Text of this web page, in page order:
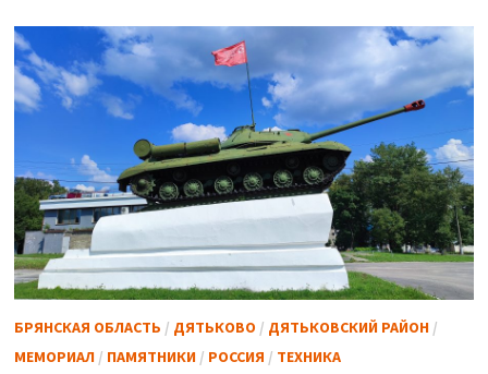
БРЯНСКАЯ ОБЛАСТЬ / ДЯТЬКОВО / ДЯТЬКОВСКИЙ РАЙОН/
МЕМОРИАЛ/ ПАМЯТНИКИ/ РОССИЯ / ТЕХНИКА